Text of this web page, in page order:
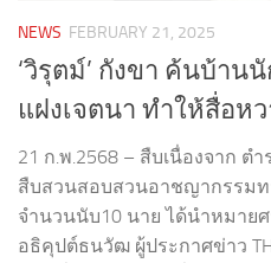
NEWS FEBRUARY 21, 2025
‘วิรุตม์’ กังขา ค้นบ้าน
แฝงเจตนา ทำให้สื่อห
21 ก.พ.2568 – สืบเนื่องจาก ต
สืบสวนสอบสวนอาชญากรรมท
จำนวนนับ10 นาย ได้นำหมาย
อธิคุปต์ธนวัฒ ผู้ประกาศข่าว